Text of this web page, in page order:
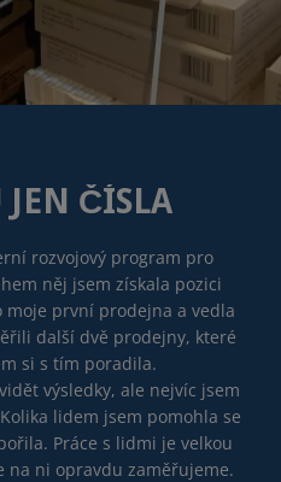
JEN ČÍSLA
rozvojový program pro
něj jsem získala pozici
moje první prodejna a vedla
další dvě prodejny, které
si s tím poradila.
výsledky, ale nejvíc jsem
lidem jsem pomohla se
Práce s lidmi je velkou
na ni opravdu zaměřujeme.